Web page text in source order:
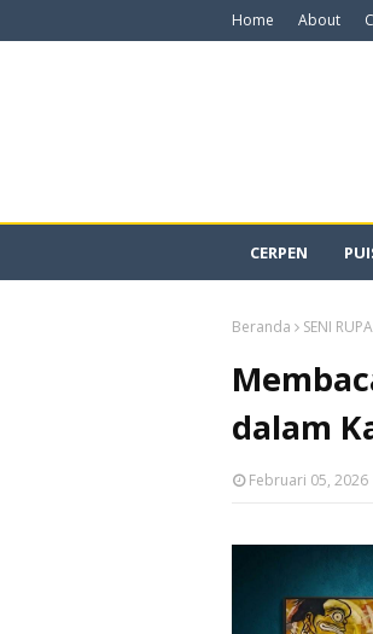
Home About
CERPEN
Beranda SENI RUPA
dalam
Februari 05, 2026